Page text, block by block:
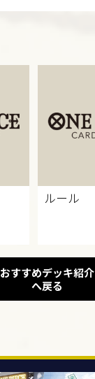
ルール
おすすめデッキ紹介
へ戻る